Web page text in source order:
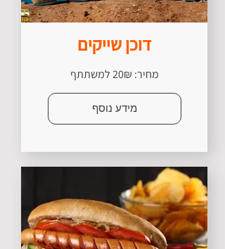
דוכן שייקים
מחיר: 20₪ למשתתף
מידע נוסף